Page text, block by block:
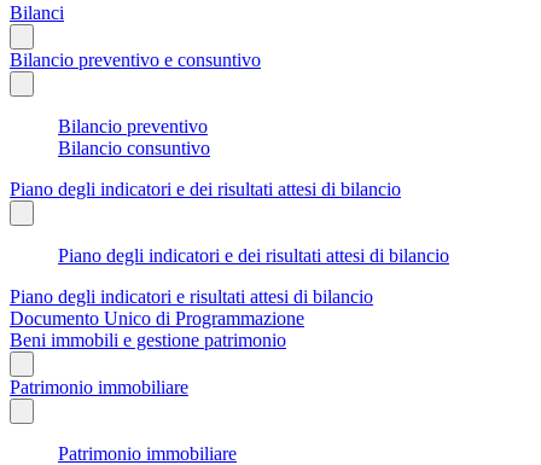
Bilanci
Bilancio preventivo e consuntivo
Bilancio preventivo
Bilancio consuntivo
Piano degli indicatori e dei risultati attesi di bilancio
Piano degli indicatori e dei risultati attesi di bilancio
Piano degli indicatori e risultati attesi di bilancio
Documento Unico di Programmazione
Beni immobili e gestione patrimonio
Patrimonio immobiliare
Patrimonio immobiliare